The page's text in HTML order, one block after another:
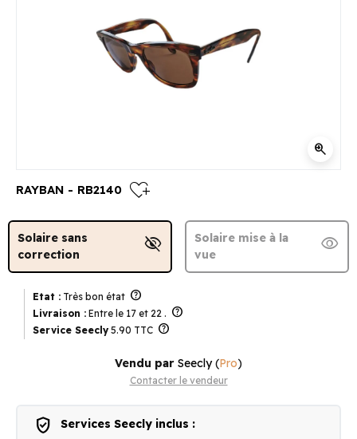
zoom_in
RAYBAN - RB2140 heart_plus
Solaire sans
correction
visibility_off
Solaire mise à la
vue
visibility
Etat : Très bon état help
Livraison : Entre le 17 et 22 . help
Service Seecly 5.90 TTC help
Vendu par Seecly(Pro)
Contacter le vendeur
verified_user Services Seecly inclus :